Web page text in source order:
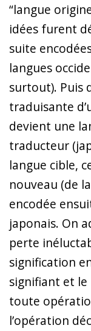
“langue
idées furent
suite
langues
surtout). Puis
traduisante
devient une
traducteur
langue cible,
nouveau (de
encodée
japonais. On
perte
signification
signifiant et le
toute
l’opération